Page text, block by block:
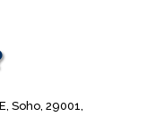
Soho, 29001,